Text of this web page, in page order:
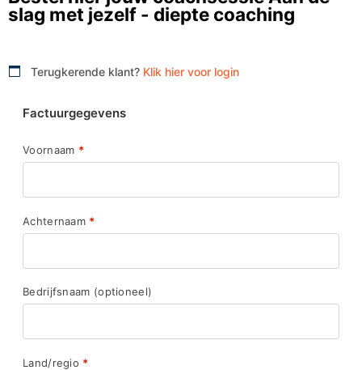
slag met jezelf - diepte coaching
Terugkerende klant? Klik hier voor login
Factuurgegevens
Voornaam *
Achternaam *
Bedrijfsnaam (optioneel)
Land/regio *